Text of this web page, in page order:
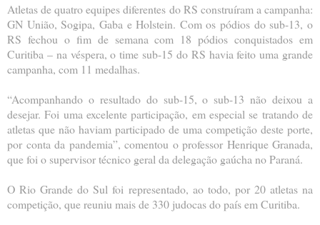
Atletas de quatro equipes diferentes do RS construíram a campanha:
GN União, Sogipa, Gaba e Holstein. Com os pódios do sub-13, o
RS fechou o fim de semana com 18 pódios conquistados em
Curitiba – na véspera, o time sub-15 do RS havia feito uma grande
campanha, com 11 medalhas.
“Acompanhando o resultado do sub-15, o sub-13 não deixou a
desejar. Foi uma excelente participação, em especial se tratando de
atletas que não haviam participado de uma competição deste porte,
por conta da pandemia”, comentou o professor Henrique Granada,
que foi o supervisor técnico geral da delegação gaúcha no Paraná.
O Rio Grande do Sul foi representado, ao todo, por 20 atletas na
competição, que reuniu mais de 330 judocas do país em Curitiba.